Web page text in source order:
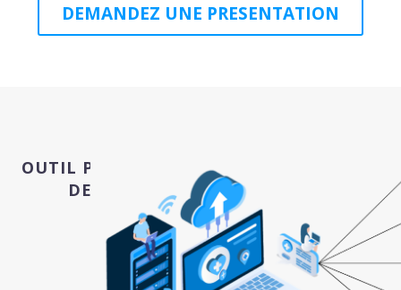
DEMANDEZ UNE PRESENTATION
OUTIL POUR FACILITER L’EXPLOITATION
DE VOS DONNÉES DE SANTÉ À
CARACTÈRE PERSONNEL